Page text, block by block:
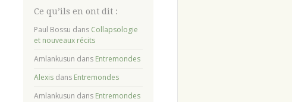
Ce qu’ils en ont dit :
Paul Bossu dans Collapsologie
et nouveaux récits
Amlankusun dans Entremondes
Alexisdans Entremondes
Amlankusun dans Entremondes